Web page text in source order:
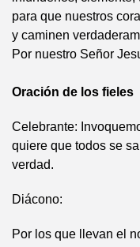
para que nuestros
y caminen
Por nuestro Señor
Oración de los fieles
Celebrante:
quiere que todos se
verdad.
Diácono:
Por los que llevan el